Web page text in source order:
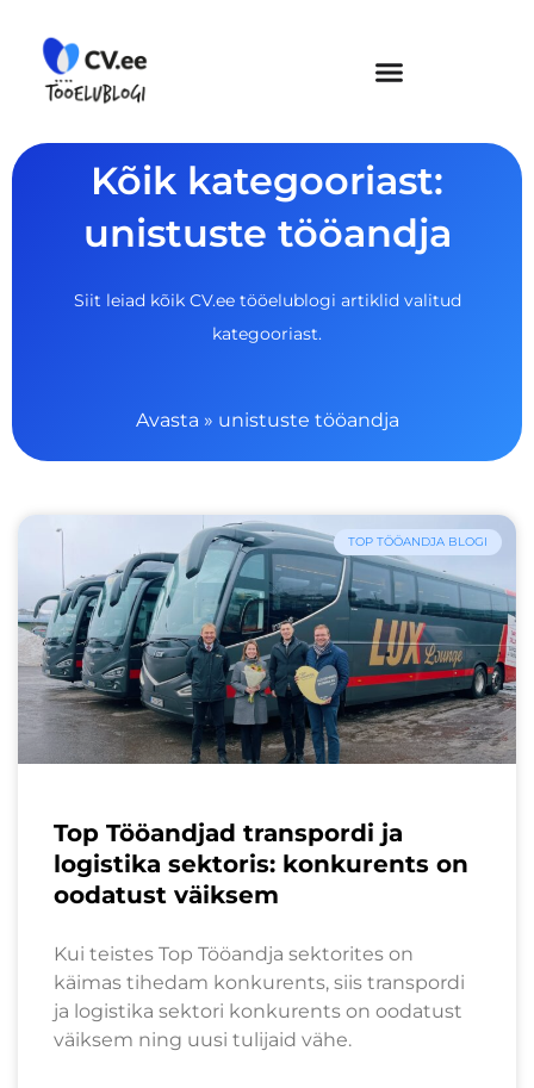
content
Kõik kategooriast:
unistuste tööandja
Siit leiad kõik CV.ee tööelublogi artiklid valitud
kategooriast.
Avasta » unistuste tööandja
TOP TÖÖANDJA BLOGI
Top Tööandjad transpordi ja
logistika sektoris: konkurents on
oodatust väiksem
Kui teistes Top Tööandja sektorites on
käimas tihedam konkurents, siis transpordi
ja logistika sektori konkurents on oodatust
väiksem ning uusi tulijaid vähe.